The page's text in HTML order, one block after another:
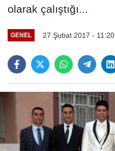
olarak çalıştığı...
GENEL 27 Şubat 2017 - 11:20